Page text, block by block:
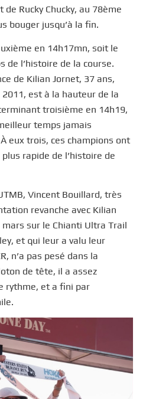
Rucky Chucky, au 78ème
bouger jusqu’à la fin.
en 14h17mn, soit le
de l’histoire de la course.
de Kilian Jornet, 37 ans,
2011, est à la hauteur de la
troisième en 14h19,
temps jamais
eux trois, ces champions ont
rapide de l’histoire de
Vincent Bouillard, très
revanche avec Kilian
sur le Chianti Ultra Trail
et qui leur a valu leur
n’a pas pesé dans la
de tête, il a assez
rythme, et a fini par